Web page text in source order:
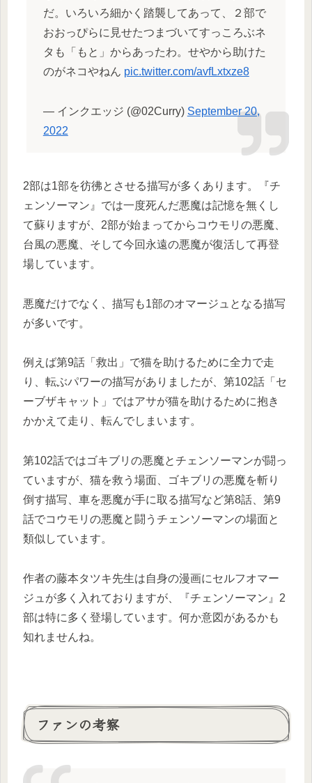
だ。いろいろ細かく踏襲してあって、２部で
おおっぴらに見せたつまづいてすっころぶネ
タも「もと」からあったわ。せやから助けた
のがネコやねん pic.twitter.com/avfLxtxze8
— インクエッジ (@02Curry) September 20,
2022
2部は1部を彷彿とさせる描写が多くあります。『チ
ェンソーマン』では一度死んだ悪魔は記憶を無くし
て蘇りますが、2部が始まってからコウモリの悪魔、
台風の悪魔、そして今回永遠の悪魔が復活して再登
場しています。
悪魔だけでなく、描写も1部のオマージュとなる描写
が多いです。
例えば第9話「救出」で猫を助けるために全力で走
り、転ぶパワーの描写がありましたが、第102話「セ
ーブザキャット」ではアサが猫を助けるために抱き
かかえて走り、転んでしまいます。
第102話ではゴキブリの悪魔とチェンソーマンが闘っ
ていますが、猫を救う場面、ゴキブリの悪魔を斬り
倒す描写、車を悪魔が手に取る描写など第8話、第9
話でコウモリの悪魔と闘うチェンソーマンの場面と
類似しています。
作者の藤本タツキ先生は自身の漫画にセルフオマー
ジュが多く入れておりますが、『チェンソーマン』2
部は特に多く登場しています。何か意図があるかも
知れませんね。
ファンの考察